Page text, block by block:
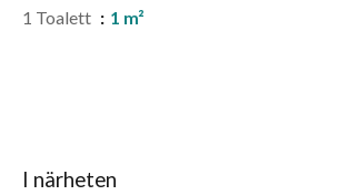
1 Toalett
1 m²
I närheten